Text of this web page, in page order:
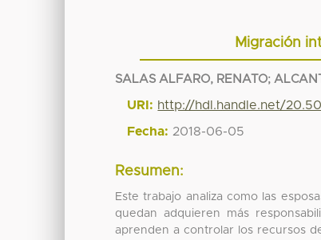
Migración
SALAS ALFARO, RENATO;
URI: http://hdl.handle.net/
Fecha: 2018-06-05
Resumen:
Este trabajo analiza como las
quedan adquieren más
aprenden a controlar los recursos